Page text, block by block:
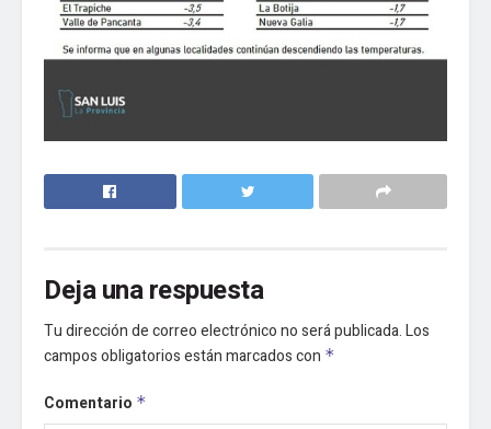
Deja una respuesta
Tu dirección de correo electrónico no será publicada.Los
campos obligatorios están marcados con *
Comentario *